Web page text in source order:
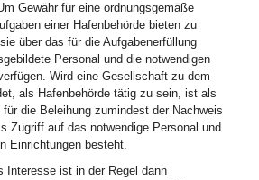
Gewähr für eine ordnungsgemäße
einer Hafenbehörde bieten zu
über das für die Aufgabenerfüllung
Personal und die notwendigen
Wird eine Gesellschaft zu dem
als Hafenbehörde tätig zu sein, ist als
die Beleihung zumindest der Nachweis
Zugriff auf das notwendige Personal und
Einrichtungen besteht.
Interesse ist in der Regel dann